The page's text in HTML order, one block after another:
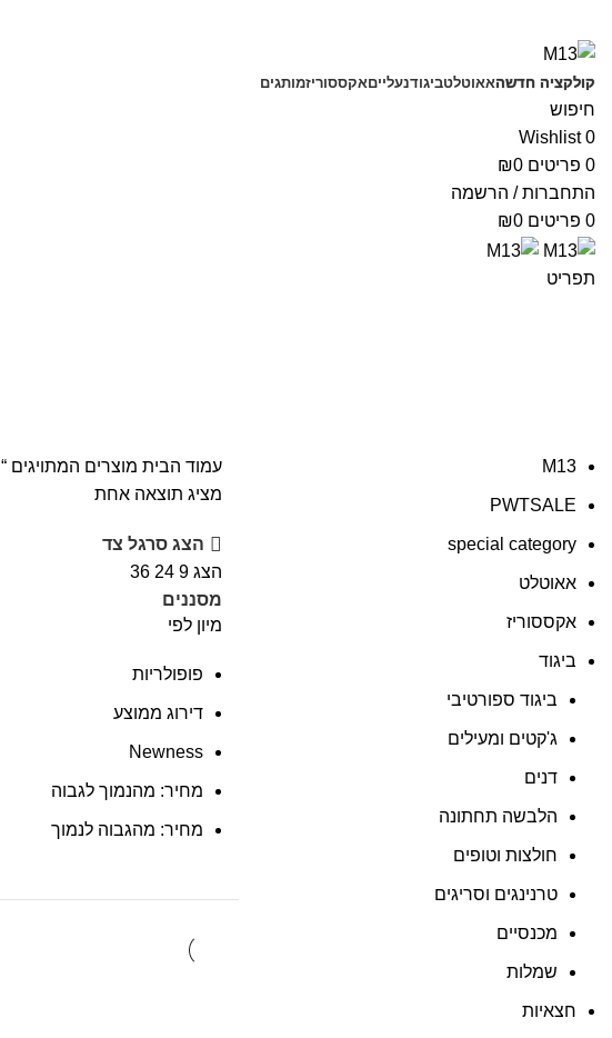
קולקציה חדשהאאוטלטביגודנעלייםאקססוריזמותגים
חיפוש
0
Wishlist
0 פריטים ₪0
התחברות / הרשמה
0 פריטים ₪0
תפריט
M13
PWTSALE
special category
אאוטלט
אקססוריז
ביגוד
ביגוד ספורטיבי
ג'קטים ומעילים
דנים
הלבשה תחתונה
חולצות וטופים
טרנינגים וסריגים
מכנסיים
שמלות
חצאיות
עמוד הבית מוצרים המתויגים “barbara bui”
מציג תוצאה אחת
הצג סרגל צד
הצג 9
24
36
מסננים
מיון לפי
פופולריות
דירוג ממוצע
Newness
מחיר: מהנמוך לגבוה
מחיר: מהגבוה לנמוך